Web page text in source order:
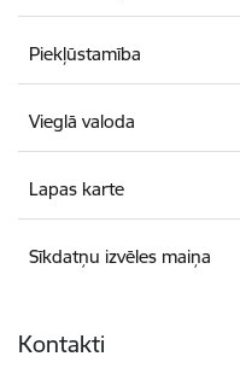
Piekļūstamība
Vieglā valoda
Lapas karte
Sīkdatņu izvēles maiņa
Kontakti